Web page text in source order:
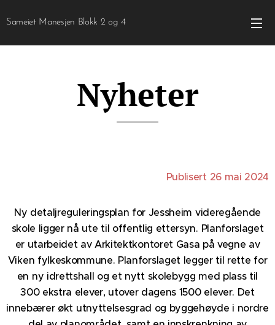
Sameiet Manesjen Blokk 2 og 4
Nyheter
Publisert 26 mai 2024
Ny detaljreguleringsplan for Jessheim videregående
skole ligger nå ute til offentlig ettersyn. Planforslaget
er utarbeidet av Arkitektkontoret Gasa på vegne av
Viken fylkeskommune. Planforslaget legger til rette for
en ny idrettshall og et nytt skolebygg med plass til
300 ekstra elever, utover dagens 1500 elever. Det
innebærer økt utnyttelsesgrad og byggehøyde i nordre